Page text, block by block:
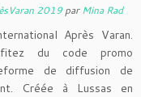
2019 parMina Rad
Après Varan.
du code promo
de diffusion de
Créée à Lussas en